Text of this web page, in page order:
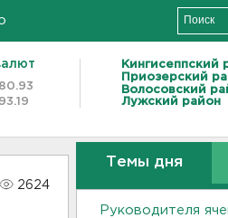
Кингисеппский
Приозерский
Волосовский
Лужский район
2624
Темы дня
Руководителя